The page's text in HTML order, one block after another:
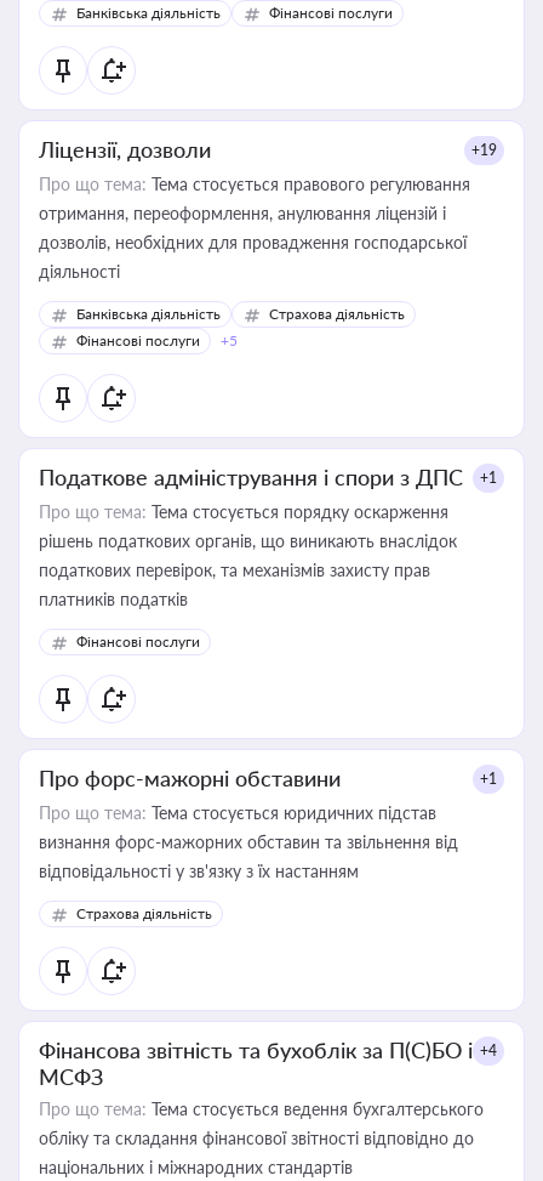
Банківська діяльність Фінансові послуги
Ліцензії, дозволи +19
Про що тема: Тема стосується правового регулювання
отримання, переоформлення, анулювання ліцензій і
дозволів, необхідних для провадження господарської
діяльності
Банківська діяльність
Страхова діяльність
Фінансові послуги
+5
Податкове адміністрування і спори з ДПС +1
Про що тема: Тема стосується порядку оскарження
рішень податкових органів, що виникають внаслідок
податкових перевірок, та механізмів захисту прав
платників податків
Фінансові послуги
Про форс-мажорні обставини +1
Про що тема: Тема стосується юридичних підстав
визнання форс-мажорних обставин та звільнення від
відповідальності у зв'язку з їх настанням
Страхова діяльність
Фінансова звітність та бухоблік за П(С)БО і
МСФЗ
+4
Про що тема: Тема стосується ведення бухгалтерського
обліку та складання фінансової звітності відповідно до
національних і міжнародних стандартів